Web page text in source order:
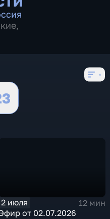
,
2 июля
12 мин
от 02.07.2026